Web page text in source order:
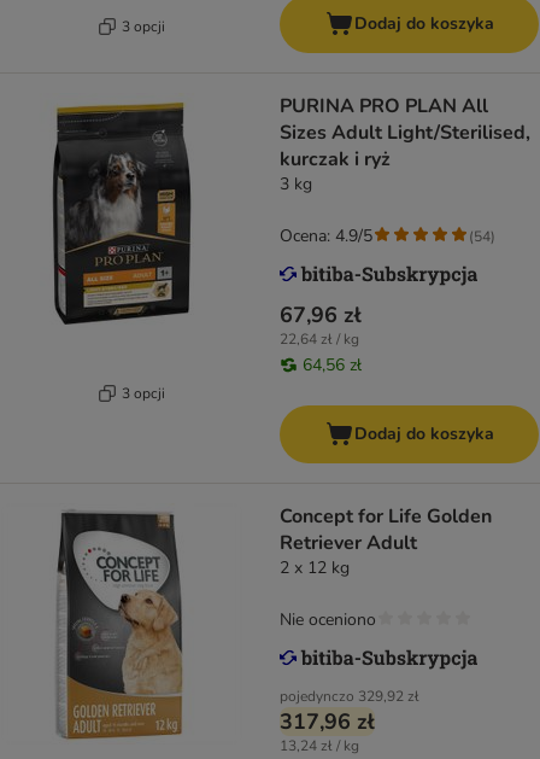
3 opcji Dodaj do koszyka
3 opcji
PURINA PRO PLAN All
Sizes Adult Light/Sterilised,
kurczak i ryż
3 kg
67,96 zł
22,64 zł / kg
64,56 zł
Ocena: 4.9/5 (54)
Dodaj do koszyka
Concept for Life Golden
Retriever Adult
2 x 12 kg
pojedynczo 329,92 zł
317,96 zł
13,24 zł / kg
Nie oceniono